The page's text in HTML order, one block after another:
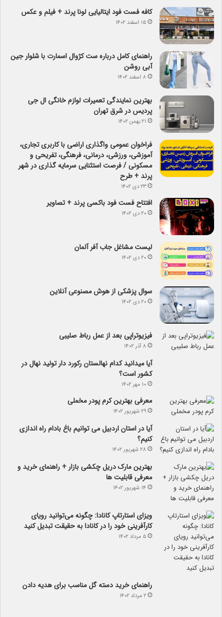
کافه فست فود ایتالیایی لونا پرند + فیلم و عکس
۱۵ اسفند ۱۴۰۲
راهنمای کامل درباره ست کژوال اسمارت با شلوار جین
آبی روشن
۸ اسفند ۱۴۰۲
بهترین نمایندگی تعمیرات لوازم خانگی ال جی
پردیس در شرق تهران
۲۱ بهمن ۱۴۰۲
فراخوان عمومی واگذاری اراضی با کاربری تجاری،
آموزشی، ورزشی، درمانی، فرهنگی، تفریحی و
مسکونی / فرصت استثنایی سرمایه گذاری در شهر
پرند + طرح
۲۳ دی ۱۴۰۲
افتتاح فست فود باکسی پرند + تصاویر
۲۰ دی ۱۴۰۲
لیست مشاغل جاب آفر آلمان
۲۰ دی ۱۴۰۲
سوال پزشکی از هوش مصنوعی آنلاین
۲۰ دی ۱۴۰۲
فیزیوتراپی بعد از عمل رباط صلیبی
۸ آذر ۱۴۰۲
آیا می­دانید کدام نهالستان رکورد دار تولید نهال­ در
کشور است؟
۱۰ مهر ۱۴۰۲
معرفی بهترین کرم پودر مخملی
۲۹ شهریور ۱۴۰۲
آیا در استان اردبیل می توانیم باغ بادام راه اندازی
کنیم؟
۲۸ شهریور ۱۴۰۲
بهترین مارک دریل چکشی بازار + راهنمای خرید و
معرفی قابلیت ها
۱۴ شهریور ۱۴۰۲
ویزای استارتاپ کانادا: چگونه می‌توانید رویای
کارآفرینی خود را در کانادا به حقیقت تبدیل کنید
۵ مرداد ۱۴۰۲
راهنمای خرید دسته گل مناسب برای هدیه دادن
۲ مرداد ۱۴۰۲